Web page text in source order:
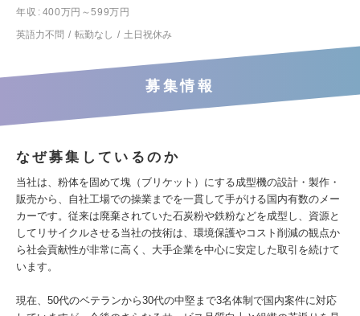
年収
400万円～599万円
英語力不問
転勤なし 土日祝休み
募集情報
なぜ募集しているのか
当社は、粉体を固めて塊（ブリケット）にする成型機の設計・製作・
販売から、自社工場での操業までを一貫して手がける国内有数のメー
カーです。従来は廃棄されていた石炭粉や鉄粉などを成型し、資源と
してリサイクルさせる当社の技術は、環境保護やコスト削減の観点か
ら社会貢献性が非常に高く、大手企業を中心に安定した取引を続けて
います。
現在、50代のベテランから30代の中堅まで3名体制で国内案件に対応